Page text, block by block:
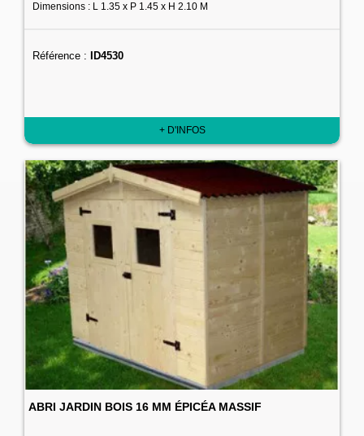
Dimensions : L 1.35 x P 1.45 x H 2.10 M
Référence : ID4530
+ D'INFOS
ABRI JARDIN BOIS 16 MM ÉPICÉA MASSIF